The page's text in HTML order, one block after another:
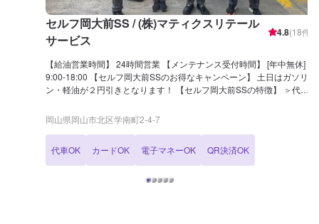
セルフ岡大前SS / (株)マティクスリテール
サービス
4.8(18件)
【給油営業時間】 24時間営業 【メンテナンス受付時間】 [年中無休]
9:00-18:00 【セルフ岡大前SSのお得なキャンペーン】 土日はガソリ
ン・軽油が２円引きとなります！ 【セルフ岡大前SSの特徴】 ＞代車
級 3名 2級 1名 が在籍しております。 プロの技術でお車
を綺麗にする手助けをさせていただきます。 ＞レンタカー 当店で
その他 車の売買や保険につきましてもお気軽にご相談下さい。
岡山県岡山市北区学南町2-4-7
代車OK カードOK 電子マネーOK QR決済OK